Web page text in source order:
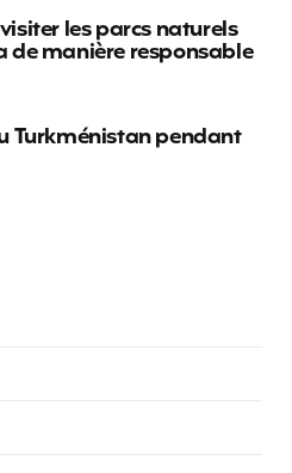
les parcs naturels
de manière responsable
Turkménistan pendant